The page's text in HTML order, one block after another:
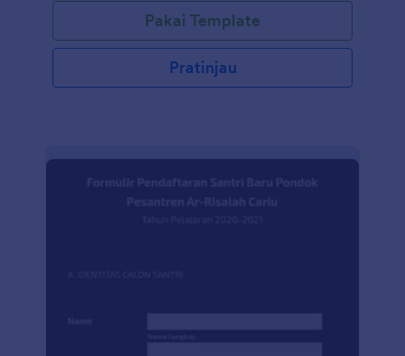
Pakai Template
Pratinjau